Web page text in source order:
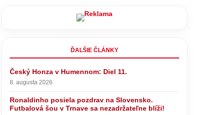
ĎALŠIE ČLÁNKY
Český Honza v Humennom: Diel 11.
8. augusta 2026
Ronaldinho posiela pozdrav na Slovensko.
Futbalová šou v Trnave sa nezadržateľne blíži!